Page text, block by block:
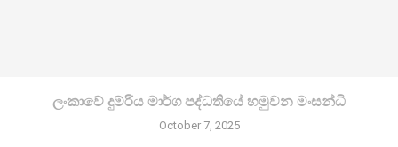
ලංකාවේ දුම්රිය මාර්ග පද්ධතියේ හමුවන මංසන්ධි
October 7, 2025